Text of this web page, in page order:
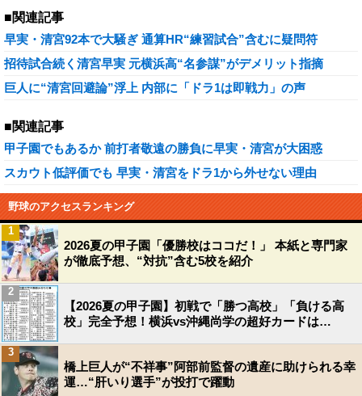
■関連記事
早実・清宮92本で大騒ぎ 通算HR“練習試合”含むに疑問符
招待試合続く清宮早実 元横浜高“名参謀”がデメリット指摘
巨人に“清宮回避論”浮上 内部に「ドラ1は即戦力」の声
■関連記事
甲子園でもあるか 前打者敬遠の勝負に早実・清宮が大困惑
スカウト低評価でも 早実・清宮をドラ1から外せない理由
野球のアクセスランキング
2026夏の甲子園「優勝校はココだ！」 本紙と専門家
が徹底予想、“対抗”含む5校を紹介
1
【2026夏の甲子園】初戦で「勝つ高校」「負ける高
校」完全予想！横浜vs沖縄尚学の超好カードは…
2
橋上巨人が“不祥事”阿部前監督の遺産に助けられる幸
運…“肝いり選手”が投打で躍動
3